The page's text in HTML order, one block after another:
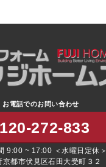
お電話でのお問い合わせ
272-833
9:00 ~ 17:00 ＜水曜日定休＞
京都市伏見区石田大受町３２